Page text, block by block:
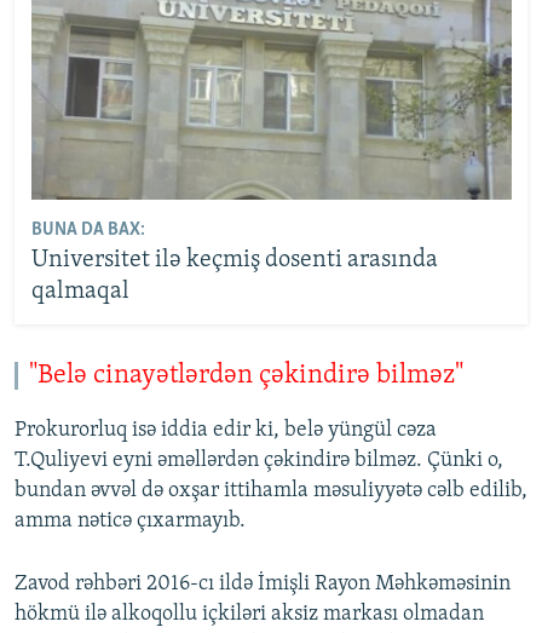
BUNA DA BAX:
Universitet ilə keçmiş dosenti arasında
qalmaqal
"Belə cinayətlərdən çəkindirə bilməz"
Prokurorluq isə iddia edir ki, belə yüngül cəza
T.Quliyevi eyni əməllərdən çəkindirə bilməz. Çünki o,
bundan əvvəl də oxşar ittihamla məsuliyyətə cəlb edilib,
amma nəticə çıxarmayıb.
Zavod rəhbəri 2016-cı ildə İmişli Rayon Məhkəməsinin
hökmü ilə alkoqollu içkiləri aksiz markası olmadan